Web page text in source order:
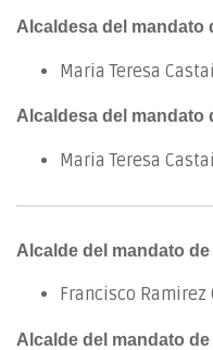
Alcaldesa del mandato
Maria Teresa
Alcaldesa del mandato
Maria Teresa
Alcalde del mandato de
Francisco Ramirez
Alcalde del mandato de